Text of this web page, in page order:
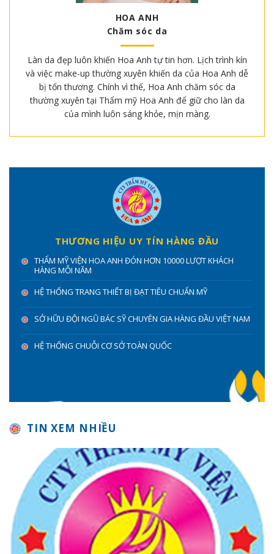
HOA ANH
Chăm sóc da
Làn da đẹp luôn khiến Hoa Anh tự tin hơn. Lịch trình kín
và việc make-up thường xuyên khiến da của Hoa Anh dễ
bị tổn thương. Chính vì thế, Hoa Anh chăm sóc da
thường xuyên tại Thẩm mỹ Hoa Anh để giữ cho làn da
của mình luôn sáng khỏe, mịn màng.
THƯƠNG HIỆU UY TÍN HÀNG ĐẦU
THẨM MỸ VIỆN HOA ANH ĐÓN HƠN 10000 LƯỢT KHÁCH
HÀNG MỖI NĂM
HỆ THỐNG TRANG THIẾT BỊ ĐẠT TIÊU CHUẨN MỸ
SỞ HỮU ĐỘI NGŨ BÁC SỸ CHUYÊN GIA HÀNG ĐẦU VIỆT NAM
HỆ THỐNG CHUỖI CƠ SỞ TOÀN QUỐC
TIN XEM NHIỀU